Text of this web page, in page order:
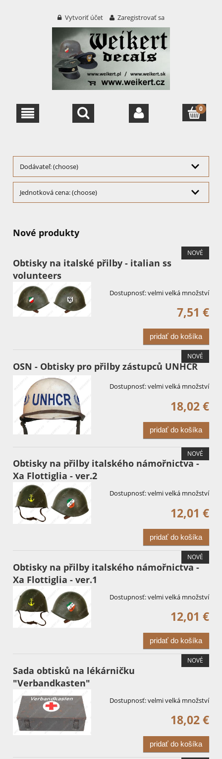
Vytvoriť účet Zaregistrovať sa
Dodávateľ: (choose)
Jednotková cena: (choose)
Nové produkty
Obtisky na italské přilby - italian ss
volunteers
Dostupnosť:velmi velká množství
7,51 €
pridať do košíka
NOVÉ
OSN - Obtisky pro přilby zástupců UNHCR
Dostupnosť:velmi velká množství
18,02 €
pridať do košíka
NOVÉ
Obtisky na přilby italského námořnictva -
Xa Flottiglia - ver.2
Dostupnosť:velmi velká množství
12,01 €
pridať do košíka
NOVÉ
Obtisky na přilby italského námořnictva -
Xa Flottiglia - ver.1
Dostupnosť:velmi velká množství
12,01 €
pridať do košíka
NOVÉ
Sada obtisků na lékárničku
"Verbandkasten"
Dostupnosť:velmi velká množství
18,02 €
pridať do košíka
NOVÉ